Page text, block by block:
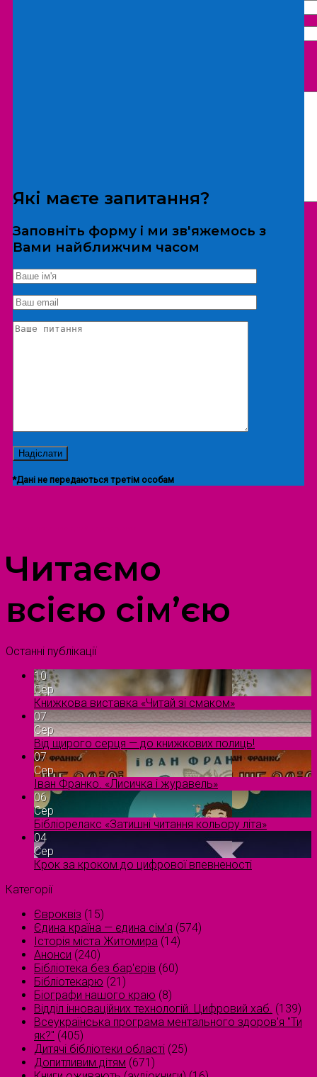
*Дані не передаються третім особам
Екскурсія/локація
Які маєте запитання?
Заповніть форму і ми зв'яжемось з
Вами найближчим часом
*Дані не передаються третім особам
Читаємо
всією сім’єю
Останні публікації
10
Сер
Книжкова виставка «Читай зі смаком»
07
Сер
Від щирого серця — до книжкових полиць!
07
Сер
Іван Франко. «Лисичка і журавель»
06
Сер
Бібліорелакс «Затишні читання кольору літа»
04
Сер
Крок за кроком до цифрової впевненості
Категорії
Євроквіз (15)
Єдина країна — єдина сім’я (574)
Історія міста Житомира (14)
Анонси (240)
Бібліотека без бар'єрів (60)
Бібліотекарю (21)
Біографи нашого краю (8)
Відділ інноваційних технологій. Цифровий хаб. (139)
Всеукраїнська програма ментального здоров'я "Ти
як?" (405)
Дитячі бібліотеки області (25)
Допитливим дітям (671)